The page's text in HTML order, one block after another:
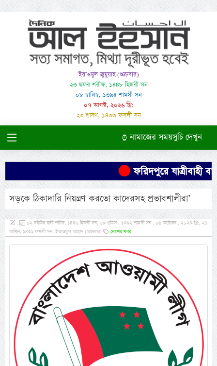
ইয়াওমুল জুমুয়াহ (শুক্রবার)
২৩ ছফর শরীফ, ১৪৪৮ হিজরী সন
০৮ ছালিছ, ১৩৯৪ শামসী সন
০৭ আগস্ট, ২০২৬ খ্রি:
২৩ শ্রাবণ, ১৪৩৩ ফসলী সন
নামাজের সময়সুচি দেখুন
ফরিদপুরে যাত্রীবাহী
সড়কে ঠিকাদারি নিয়ন্ত্রণ করতো কাদেরসহ প্রভাবশালীরা’
,
০২ রবীউছ ছানী শরীফ, ১৪৪৬ হিজরী সন, ০৮ খ্বমিস , ১৩৯২ শামসী সন , ০৬ অক্টোবর , ২০২৪ খ্রি:, ২১
আশ্বিন, ১৪৩১ ফসলী সন, ইয়াওমুল আহাদ (রোববার)
দেশের খবর